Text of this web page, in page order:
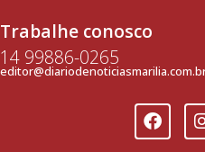
Trabalhe conosco
14 99886-0265